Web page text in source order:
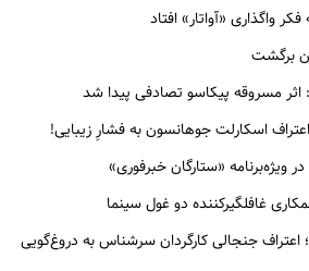
برگشت
مسروقه پیکاسو تصادفی پیدا شد
اسکارلت جوهانسون به فشارِ زیبایی!
ویژه‌برنامه «ستارگان خبرفوری»
غافلگیرکننده دو غول سینما
اعتراف جنجالی کارگردان سرشناس به دروغ‌گویی